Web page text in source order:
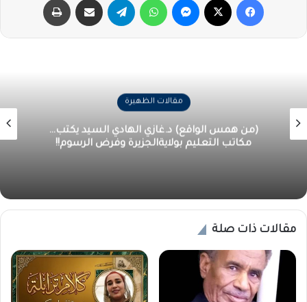
مقالات الظهيرة
(من همس الواقع) د.غازي الهادي السيد يكتب…
مكاتب التعليم بولايةالجزيرة وفرض الرسوم!!
مقالات ذات صلة